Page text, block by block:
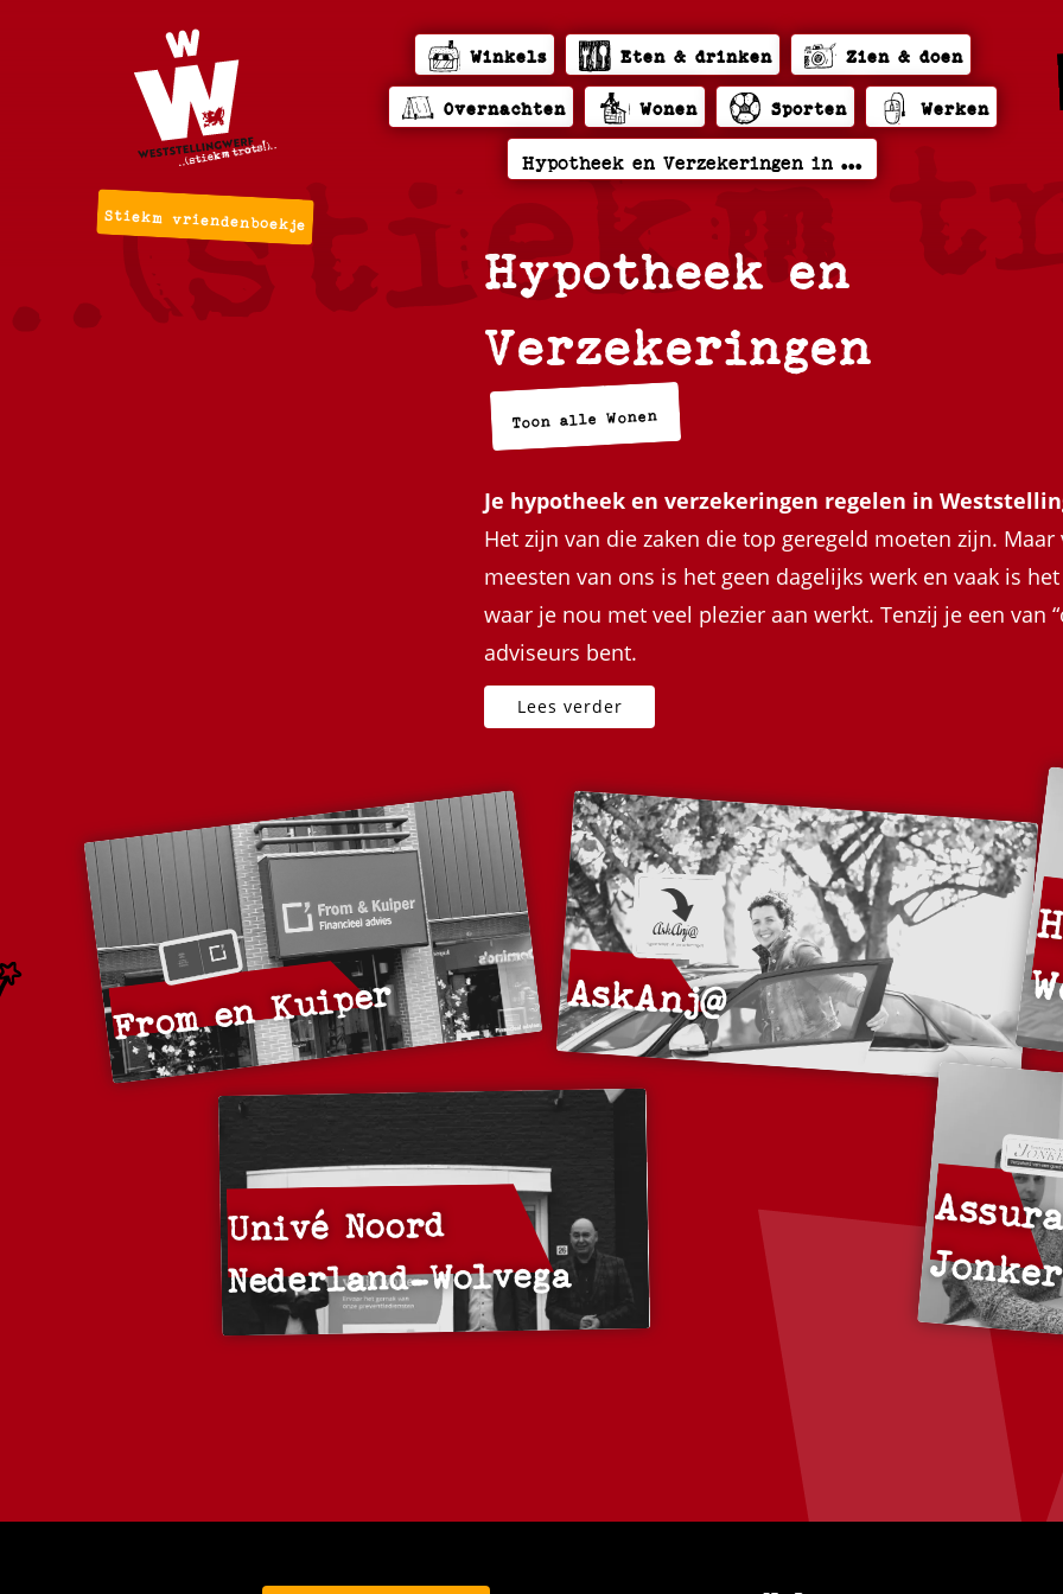
Stiekm vriendenboekje
Winkels Eten & drinken
Zien & doen
Overnachten
Wonen Sporten Werken
Hypotheek en
Verzekeringen
Toon alle Wonen
Je hypotheek en verzekeringen regelen in
Het zijn van die zaken die top geregeld moeten zijn. Maar
meesten van ons is het geen dagelijks werk en vaak is
waar je nou met veel plezier aan werkt. Tenzij je een van
adviseurs bent.
From en Kuiper AskAnj@
Univé Noord
Nederland-Wolvega